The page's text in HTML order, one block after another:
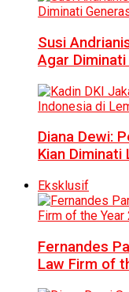
Susi
Agar
Diana Dewi:
Kian Diminati
Eksklusif
Fernandes
Law Firm of